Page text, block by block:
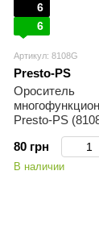
6
6
Артикул: 8108G
Presto-PS
Ороситель
Presto-PS
80 грн
В наличии